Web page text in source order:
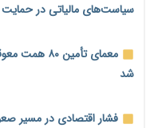
سیاست‌های مالیاتی در حمایت
معمای
شد